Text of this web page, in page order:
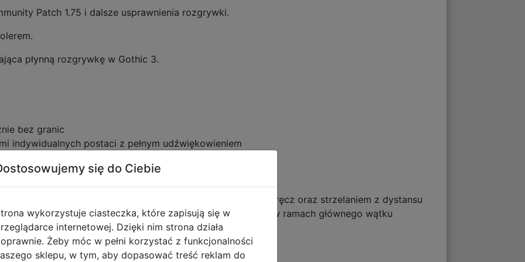
Patch 1.75 i dalsze usprawnienia rozgrywki.
płynną rozgrywkę w Gothic 3.
bez granic
indywidualnych postaci z pełnym udźwiękowieniem
postaci
oraz dziesiątki ludzkich przeciwników
100 różnorodnych rodzajów broni
wybieraj między szybkimi atakami, zabójczym ciosami wręcz oraz strzelaniem z dystansu
wyspy Myrtany poprzez dokonywanie istotnych wyborów w ramach głównego wątku
pogłębieniu doświadczenia
się do Ciebie
wykorzystuje ciasteczka, które zapisują się w
internetowej. Dzięki nim strona działa
Żeby móc w pełni korzystać z funkcjonalności
sklepu, w tym, aby dopasować treść reklam do